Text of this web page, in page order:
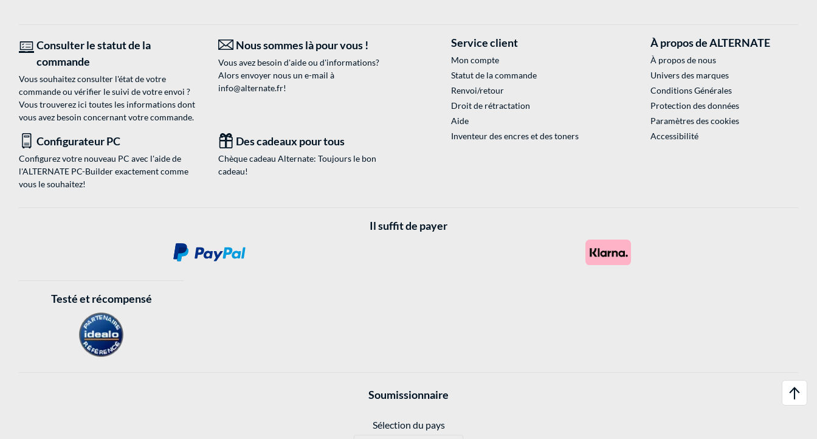
Consulter le statut de la
commande
Vous souhaitez consulter l'état de votre
commande ou vérifier le suivi de votre envoi ?
Vous trouverez ici toutes les informations dont
vous avez besoin concernant votre commande.
Nous sommes là pour vous !
Vous avez besoin d'aide ou d'informations?
Alors envoyer nous un e-mail à
info@alternate.fr!
Configurateur PC
Configurez votre nouveau PC avec l'aide de
l'ALTERNATE PC-Builder exactement comme
vous le souhaitez!
Des cadeaux pour tous
Chèque cadeau Alternate: Toujours le bon
cadeau!
Service client
Mon compte
Statut de la commande
Renvoi/retour
Droit de rétractation
Aide
Inventeur des encres et des toners
À propos de ALTERNATE
À propos de nous
Univers des marques
Conditions Générales
Protection des données
Paramètres des cookies
Accessibilité
Il suffit de payer
Testé et récompensé
Soumissionnaire
Sélection du pays